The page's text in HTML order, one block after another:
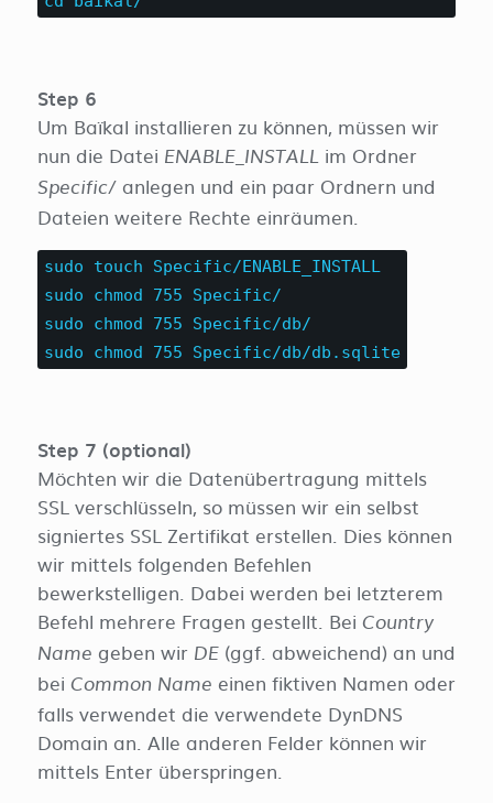
Step 6
Um Baïkal installieren zu können, müssen wir
nun die Datei ENABLE_INSTALL im Ordner
Specific/ anlegen und ein paar Ordnern und
Dateien weitere Rechte einräumen.
sudo touch Specific/ENABLE_INSTALL
sudo chmod 755 Specific/
sudo chmod 755 Specific/db/
sudo chmod 755 Specific/db/db.sqlite
Step 7 (optional)
Möchten wir die Datenübertragung mittels
SSL verschlüsseln, so müssen wir ein selbst
signiertes SSL Zertifikat erstellen. Dies können
wir mittels folgenden Befehlen
bewerkstelligen. Dabei werden bei letzterem
Befehl mehrere Fragen gestellt. Bei Country
Name geben wir DE (ggf. abweichend) an und
bei Common Name einen fiktiven Namen oder
falls verwendet die verwendete DynDNS
Domain an. Alle anderen Felder können wir
mittels Enter überspringen.